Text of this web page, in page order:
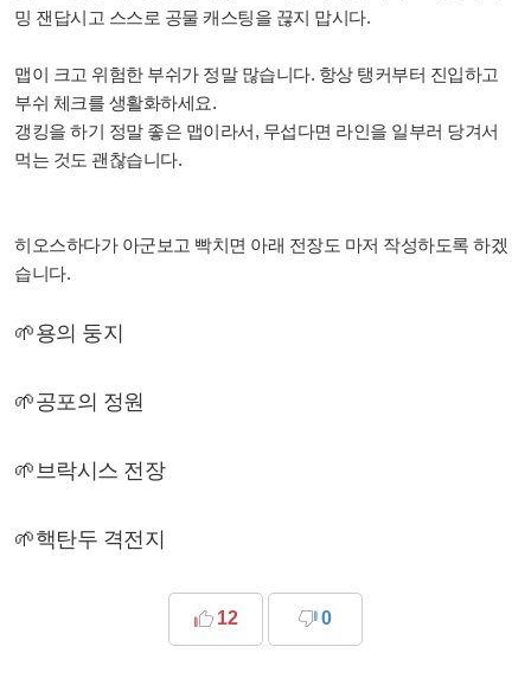
밍 잰답시고 스스로 공물 캐스팅을 끊지 맙시다.
맵이 크고 위험한 부쉬가 정말 많습니다. 항상 탱커부터 진입하고
부쉬 체크를 생활화하세요.
갱킹을 하기 정말 좋은 맵이라서, 무섭다면 라인을 일부러 당겨서
먹는 것도 괜찮습니다.
히오스하다가 아군보고 빡치면 아래 전장도 마저 작성하도록 하겠
습니다.
🌱용의 둥지
🌱공포의 정원
🌱브락시스 전장
🌱핵탄두 격전지
12 0